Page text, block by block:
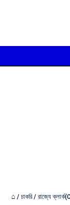
⌂ / চাকরি / রাজ্যে